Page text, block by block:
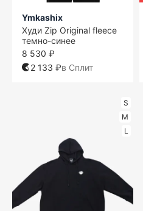
Ymkashix
Худи Zip Original fleece
темно-синее
8 530 ₽
2 133 ₽в Сплит
S
M
L